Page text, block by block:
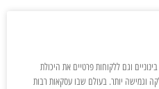
וגם ללקוחות פרטיים את היכולת
וגמישה יותר. בעולם שבו עסקאות רבות